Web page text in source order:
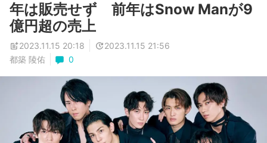
年は販売せず 前年はSnow Manが9
億円超の売上
2023.11.15 20:18
2023.11.15 21:56
都築 陵佑
0